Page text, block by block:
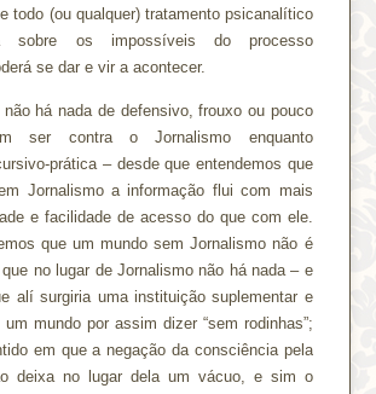
todo (ou qualquer) tratamento psicanalítico
sobre os impossíveis do processo
se dar e vir a acontecer.
não há nada de defensivo, frouxo ou pouco
ser contra o Jornalismo enquanto
prática – desde que entendemos que
Jornalismo a informação flui com mais
e facilidade de acesso do que com ele.
que um mundo sem Jornalismo não é
no lugar de Jornalismo não há nada – e
alí surgiria uma instituição suplementar e
mundo por assim dizer “sem rodinhas”;
em que a negação da consciência pela
deixa no lugar dela um vácuo, e sim o